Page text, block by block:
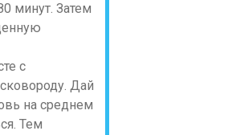
минут. Затем
с
Дай
на среднем
Тем